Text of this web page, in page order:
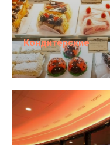
Кондитерские